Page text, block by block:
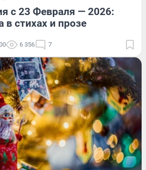
с 23 Февраля — 2026:
в стихах и прозе
6 356 7